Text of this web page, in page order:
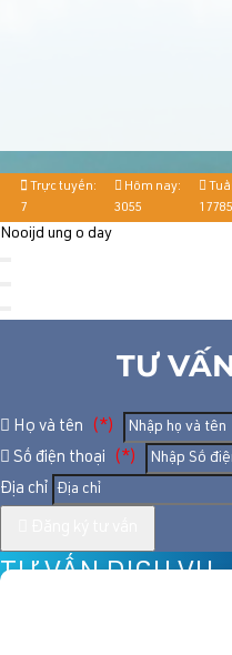
Trực tuyến:
7
Hôm nay:
3055
17785
Nooijd ung o day
TƯ
Họ và tên
(*)
Số điện thoại
(*)
Địa chỉ
TƯ VẤN DỊCH VỤ